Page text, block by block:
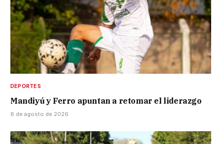
DEPORTES
Mandiyú y Ferro apuntan a retomar el liderazgo
8 de agosto de 2026